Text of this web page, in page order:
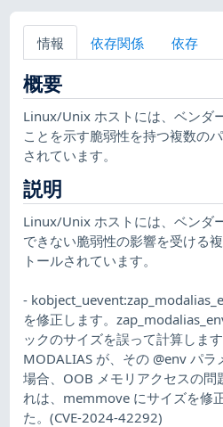
情報 依存関係 依存
概要
Linux/Unix ホストには、ベンダ
ことを示す脆弱性を持つ複数の
されています。
説明
Linux/Unix ホストには、ベンダ
できない脆弱性の影響を受ける
トールされています。
-
を修正します。
ックのサイズを誤って計算しま
MODALIAS が、その @env パ
場合、OOB メモリアクセスの問
れは、memmove にサイズを修
た。(CVE-2024-42292)